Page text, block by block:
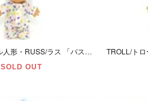
TROLL/トロール人形・RUSS/ラス 「パステルライトグリーン/Ｍ/イースターラビット」
SOLD OUT